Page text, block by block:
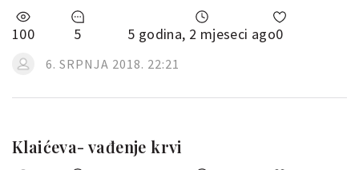
100 5 5 godina, 2 mjeseci ago0
6. SRPNJA 2018. 22:21
Klaićeva- vađenje krvi